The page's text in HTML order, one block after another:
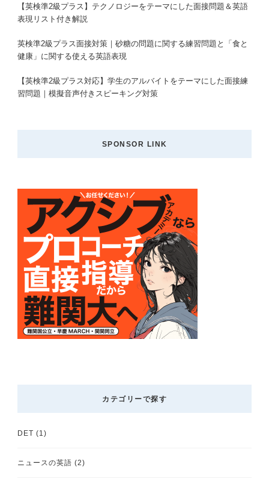
【英検準2級プラス】テクノロジーをテーマにした面接問題＆英語
表現リスト付き解説
英検準2級プラス面接対策｜砂糖の問題に関する練習問題と「食と
健康」に関する使える英語表現
【英検準2級プラス対応】学生のアルバイトをテーマにした面接練
習問題｜模擬音声付きスピーキング対策
SPONSOR LINK
カテゴリーで探す
DET (1)
ニュースの英語 (2)